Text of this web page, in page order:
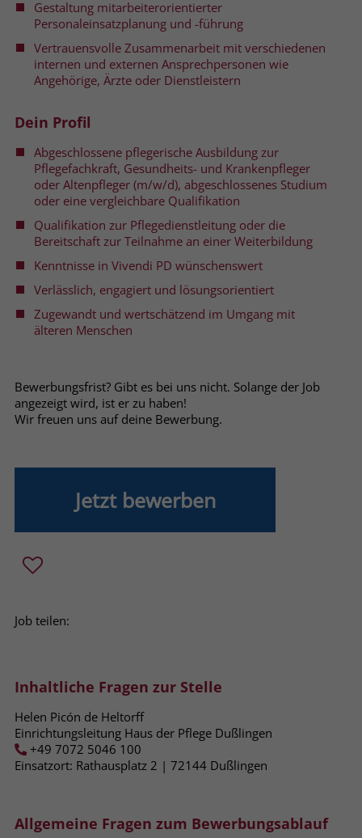
Gestaltung mitarbeiterorientierter
Personaleinsatzplanung und -führung
Vertrauensvolle Zusammenarbeit mit verschiedenen
internen und externen Ansprechpersonen wie
Angehörige, Ärzte oder Dienstleistern
Dein Profil
Abgeschlossene pflegerische Ausbildung zur
Pflegefachkraft, Gesundheits- und Krankenpfleger
oder Altenpfleger (m/w/d), abgeschlossenes Studium
oder eine vergleichbare Qualifikation
Qualifikation zur Pflegedienstleitung oder die
Bereitschaft zur Teilnahme an einer Weiterbildung
Kenntnisse in Vivendi PD wünschenswert
Verlässlich, engagiert und lösungsorientiert
Zugewandt und wertschätzend im Umgang mit
älteren Menschen
Bewerbungsfrist? Gibt es bei uns nicht. Solange der Job
angezeigt wird, ist er zu haben!
Wir freuen uns auf deine Bewerbung.
Jetzt bewerben
Job teilen:
Inhaltliche Fragen zur Stelle
Helen Picón de Heltorff
Einrichtungsleitung Haus der Pflege Dußlingen
+49 7072 5046 100
Einsatzort: Rathausplatz 2 | 72144​ Dußlingen
Allgemeine Fragen zum Bewerbungsablauf
welche Werbeanzeige geklickt wurde,
sodass erzielte Erfolge wie z.B.
Bestellungen oder Kontaktanfragen der
Anzeige zugewiesen werden können.
Anbieter Google Ads
Laufzeit 90 Tage
Dieses Cookie wird gesetzt, wenn ein
User über einen Klick auf eine Google
Werbeanzeige auf die Website gelangt.
Es enthält Informationen darüber,
welche Werbeanzeige geklickt wurde,
sodass erzielte Erfolge wie z.B.
Bestellungen oder Kontaktanfragen der
Name _fbp
Anbieter Facebook
Der Zweck von _fbp ist vollständig auf
von Facebook zurückzuführen. Dieses
Nutzer besser zu verstehen und
bessere, relevantere Werbung zu
zeigen. Das _fbp-Cookie sammelt keine
persönlich identifizierbaren
Informationen und wird von Facebook